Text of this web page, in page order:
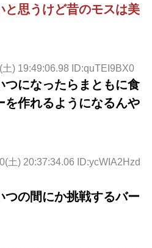
と思うけど昔のモスは美
土) 19:49:06.98 ID:quTEI9BX0
つになったらまともに食
を作れるようになるんや
土) 20:37:34.06 ID:ycWIA2Hzd
つの間にか挑戦するバー